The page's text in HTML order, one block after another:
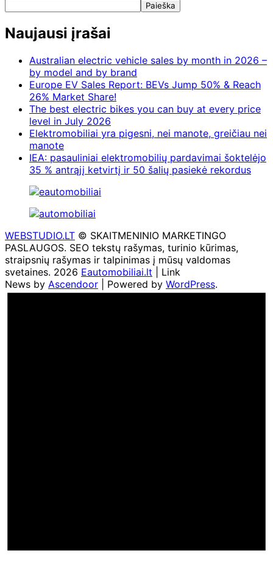
Paieška
Naujausi įrašai
Australian electric vehicle sales by month in 2026 –
by model and by brand
Europe EV Sales Report: BEVs Jump 50% & Reach
26% Market Share!
The best electric bikes you can buy at every price
level in July 2026
Elektromobiliai yra pigesni, nei manote, greičiau nei
manote
IEA: pasauliniai elektromobilių pardavimai šoktelėjo
35 % antrąjį ketvirtį ir 50 šalių pasiekė rekordus
WEBSTUDIO.LT © SKAITMENINIO MARKETINGO
PASLAUGOS. SEO tekstų rašymas, turinio kūrimas,
straipsnių rašymas ir talpinimas į mūsų valdomas
svetaines. 2026 Eautomobiliai.lt | Link
News by Ascendoor | Powered by WordPress.